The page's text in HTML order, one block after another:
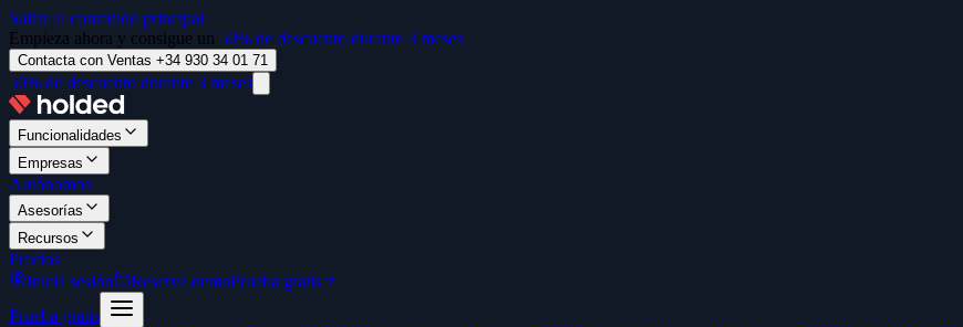
Saltar al contenido principal
Empieza ahora y consigue un 50% de descuento durante 3 meses
Contacta con Ventas +34 930 34 01 71
50% de descuento durante 3 meses
Funcionalidades
Empresas
Autónomos
Asesorías
Recursos
Precios
Inicia sesión
Reserva demoPrueba gratis
Prueba gratis